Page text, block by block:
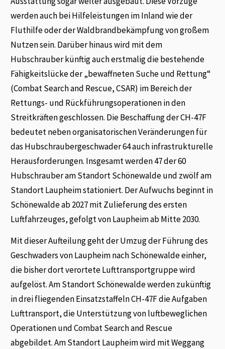
werden auch bei Hilfeleistungen im Inland wie der
Fluthilfe oder der Waldbrandbekämpfung von großem
Nutzen sein. Darüber hinaus wird mit dem
Hubschrauber künftig auch erstmalig die bestehende
Fähigkeitslücke der „bewaffneten Suche und Rettung“
(Combat Search and Rescue, CSAR) im Bereich der
Rettungs- und Rückführungsoperationen in den
Streitkräften geschlossen. Die Beschaffung der CH-47F
bedeutet neben organisatorischen Veränderungen für
das Hubschraubergeschwader 64 auch infrastrukturelle
Herausforderungen. Insgesamt werden 47 der 60
Hubschrauber am Standort Schönewalde und zwölf am
Standort Laupheim stationiert. Der Aufwuchs beginnt in
Schönewalde ab 2027 mit Zulieferung des ersten
Luftfahrzeuges, gefolgt von Laupheim ab Mitte 2030.
Mit dieser Aufteilung geht der Umzug der Führung des
Geschwaders von Laupheim nach Schönewalde einher,
die bisher dort verortete Lufttransportgruppe wird
aufgelöst. Am Standort Schönewalde werden zukünftig
in drei fliegenden Einsatzstaffeln CH-47F die Aufgaben
Lufttransport, die Unterstützung von luftbeweglichen
Operationen und Combat Search and Rescue
abgebildet. Am Standort Laupheim wird mit Weggang